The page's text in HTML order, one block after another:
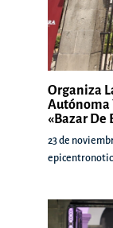
Organiza
Autónoma
«Bazar De
23 de